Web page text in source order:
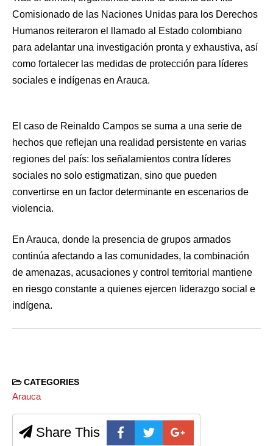
Comisionado de las Naciones Unidas para los Derechos
Humanos reiteraron el llamado al Estado colombiano
para adelantar una investigación pronta y exhaustiva, así
como fortalecer las medidas de protección para líderes
sociales e indígenas en Arauca.
El caso de Reinaldo Campos se suma a una serie de
hechos que reflejan una realidad persistente en varias
regiones del país: los señalamientos contra líderes
sociales no solo estigmatizan, sino que pueden
convertirse en un factor determinante en escenarios de
violencia.
En Arauca, donde la presencia de grupos armados
continúa afectando a las comunidades, la combinación
de amenazas, acusaciones y control territorial mantiene
en riesgo constante a quienes ejercen liderazgo social e
indígena.
CATEGORIES
Arauca
Share This